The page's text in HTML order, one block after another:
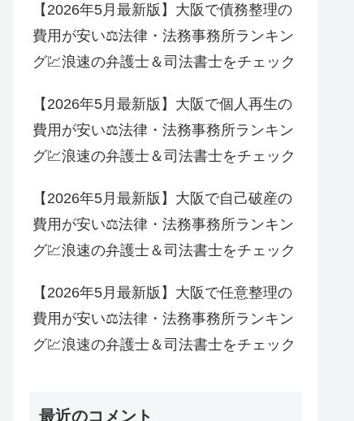
【2026年5月最新版】大阪で債務整理の
費用が安い⚖法律・法務事務所ランキン
グ💹浪速の弁護士＆司法書士をチェック
【2026年5月最新版】大阪で個人再生の
費用が安い⚖法律・法務事務所ランキン
グ💹浪速の弁護士＆司法書士をチェック
【2026年5月最新版】大阪で自己破産の
費用が安い⚖法律・法務事務所ランキン
グ💹浪速の弁護士＆司法書士をチェック
【2026年5月最新版】大阪で任意整理の
費用が安い⚖法律・法務事務所ランキン
グ💹浪速の弁護士＆司法書士をチェック
最近のコメント